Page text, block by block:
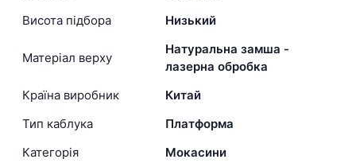
Висота підбора
Низький
Матеріал верху
Натуральна замша -
лазерна обробка
Країна виробник
Китай
Тип каблука
Платформа
Категорія
Мокасини